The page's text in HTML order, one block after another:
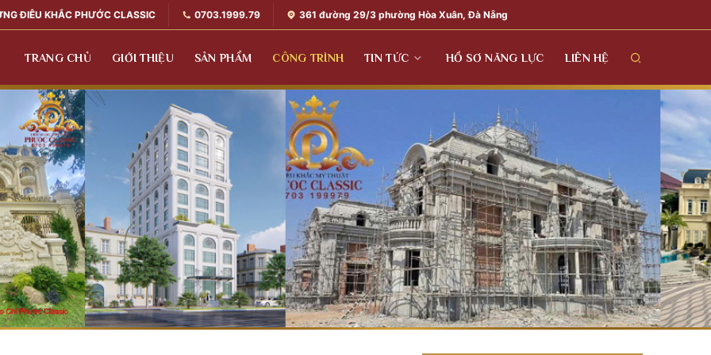
ĐIÊU KHẮC PHƯỚC CLASSIC 0703.1999.79 361 đường 29/3 phường Hòa Xuân, Đà Nẵng
TRANG CHỦ GIỚI THIỆU SẢN PHẨM CÔNG TRÌNH TIN TỨC HỒ SƠ NĂNG LỰC LIÊN HỆ